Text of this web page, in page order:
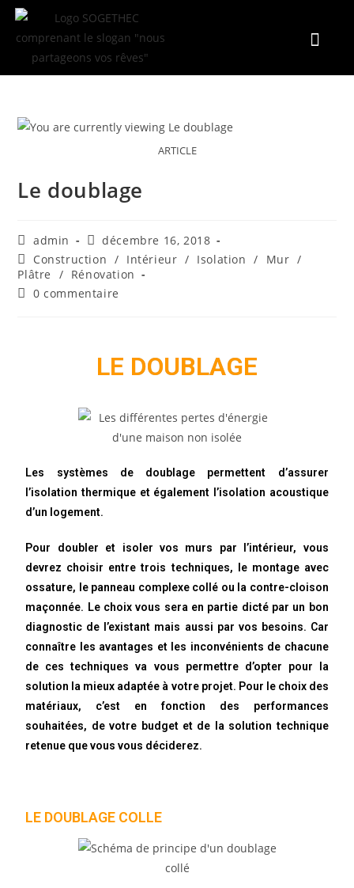
ARTICLE
Le doublage
admin
décembre 16, 2018
Construction / Intérieur / Isolation / Mur /
Plâtre
/ Rénovation
0 commentaire
LE DOUBLAGE
Les systèmes de doublage permettent d’assurer
l’isolation thermique et également l’isolation acoustique
d’un logement.
Pour doubler et isoler vos murs par l’intérieur,
vous
devrez choisir entre trois techniques, le montage avec
ossature, le panneau complexe collé ou la contre-cloison
maçonnée. Le choix vous sera en partie dicté par un bon
diagnostic de l’existant mais aussi par vos besoins. Car
connaître les avantages et les inconvénients de chacune
de ces techniques va vous permettre d’opter pour la
solution la mieux adaptée à votre projet. Pour le choix des
matériaux, c’est en fonction des performances
souhaitées, de votre budget et de la solution technique
retenue que vous vous déciderez.
LE DOUBLAGE COLLE